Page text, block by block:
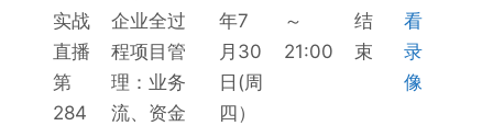
列
办
日
期
态
明
实战
直播
第
284
企业全过
程项目管
理：业务
流、资金
年7
月30
日(周
四）
～
21:00
结
束
看
录
像